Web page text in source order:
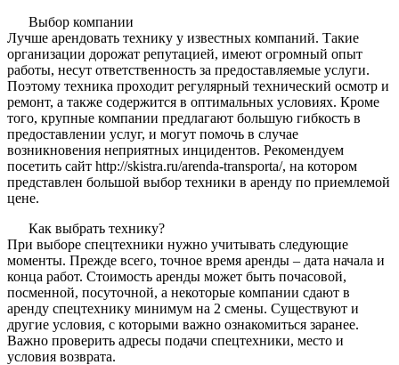
Выбор компании
Лучше арендовать технику у известных компаний. Такие
организации дорожат репутацией, имеют огромный опыт
работы, несут ответственность за предоставляемые услуги.
Поэтому техника проходит регулярный технический осмотр и
ремонт, а также содержится в оптимальных условиях. Кроме
того, крупные компании предлагают большую гибкость в
предоставлении услуг, и могут помочь в случае
возникновения неприятных инцидентов. Рекомендуем
посетить сайт http://skistra.ru/arenda-transporta/, на котором
представлен большой выбор техники в аренду по приемлемой
цене.
Как выбрать технику?
При выборе спецтехники нужно учитывать следующие
моменты. Прежде всего, точное время аренды – дата начала и
конца работ. Стоимость аренды может быть почасовой,
посменной, посуточной, а некоторые компании сдают в
аренду спецтехнику минимум на 2 смены. Существуют и
другие условия, с которыми важно ознакомиться заранее.
Важно проверить адресы подачи спецтехники, место и
условия возврата.